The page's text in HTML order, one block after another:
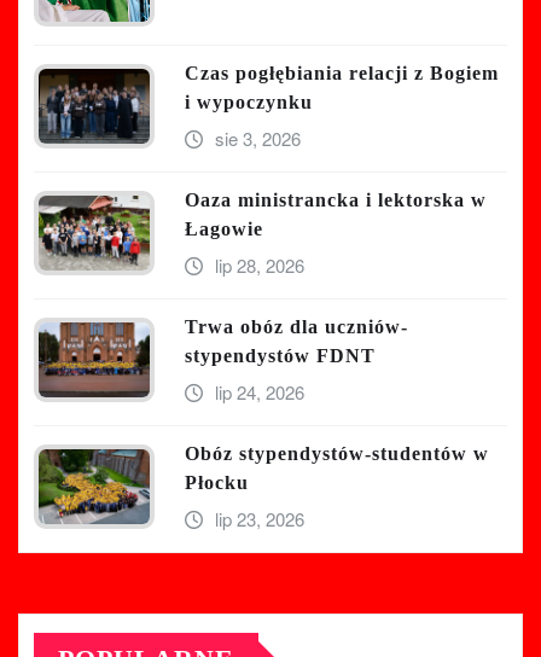
Czas pogłębiania relacji z Bogiem
i wypoczynku
sie 3, 2026
Oaza ministrancka i lektorska w
Łagowie
lip 28, 2026
Trwa obóz dla uczniów-
stypendystów FDNT
lip 24, 2026
Obóz stypendystów-studentów w
Płocku
lip 23, 2026